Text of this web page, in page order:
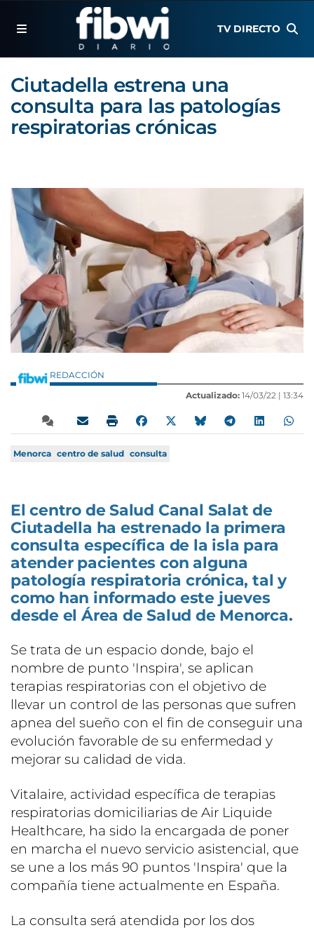
TV DIRECTO
Ciutadella estrena una
consulta para las patologías
respiratorias crónicas
REDACCIÓN
Actualizado: 14/03/22 | 13:34
Menorca centro de salud consulta
El centro de Salud Canal Salat de
Ciutadella ha estrenado la primera
consulta específica de la isla para
atender pacientes con alguna
patología respiratoria crónica, tal y
como han informado este jueves
desde el Área de Salud de Menorca.
Se trata de un espacio donde, bajo el
nombre de punto 'Inspira', se aplican
terapias respiratorias con el objetivo de
llevar un control de las personas que sufren
apnea del sueño con el fin de conseguir una
evolución favorable de su enfermedad y
mejorar su calidad de vida.
Vitalaire, actividad específica de terapias
respiratorias domiciliarias de Air Liquide
Healthcare, ha sido la encargada de poner
en marcha el nuevo servicio asistencial, que
se une a los más 90 puntos 'Inspira' que la
compañía tiene actualmente en España.
La consulta será atendida por los dos